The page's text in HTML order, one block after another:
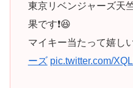
東京リベンジャーズ天
果です❗️😆
マイキー当たって嬉し
ーズ pic.twitter.com/